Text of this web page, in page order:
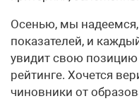
Осенью, мы
показателей, и
увидит свою
рейтинге. Хочется
чиновники от